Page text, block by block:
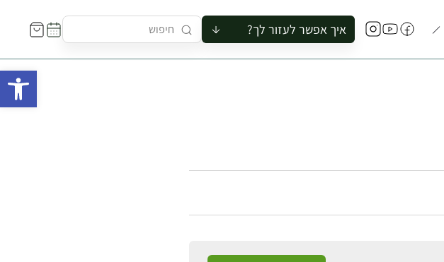
איך אפשר לעזור לך?
להזמין סיור לקבוצה